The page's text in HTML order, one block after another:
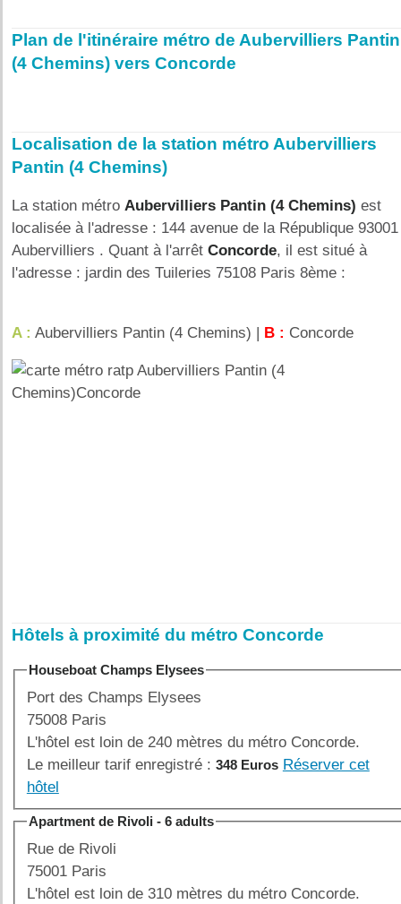
Plan de l'itinéraire métro de Aubervilliers Pantin
(4 Chemins) vers Concorde
Localisation de la station métro Aubervilliers
Pantin (4 Chemins)
La station métro Aubervilliers Pantin (4 Chemins) est
localisée à l'adresse : 144 avenue de la République 93001
Aubervilliers . Quant à l'arrêt Concorde, il est situé à
l'adresse : jardin des Tuileries 75108 Paris 8ème :
A : Aubervilliers Pantin (4 Chemins) | B : Concorde
Hôtels à proximité du métro Concorde
Houseboat Champs Elysees
Port des Champs Elysees
75008 Paris
L'hôtel est loin de 240 mètres du métro Concorde.
Le meilleur tarif enregistré : 348 Euros Réserver cet
hôtel
Apartment de Rivoli - 6 adults
Rue de Rivoli
75001 Paris
L'hôtel est loin de 310 mètres du métro Concorde.